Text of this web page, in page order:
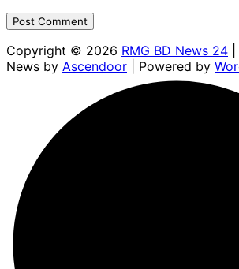
Copyright © 2026 RMG BD News 24
News by Ascendoor | Powered by